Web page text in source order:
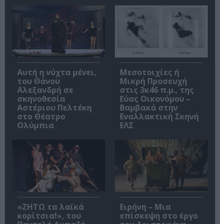
Αυτή η νύχτα μένει,
του Θάνου
Αλεξανδρή σε
σκηνοθεσία
Αστέριου Πελτέκη
στο Θέατρο
Ολύμπια
Μεσοτοιχίες ή
Μικρή Προσευχή
στις 3κ46 π.μ., της
Εύας Οικονόμου –
Βαμβακά στην
Εναλλακτική Σκηνή
ΕΛΣ
«ΖΗΤΩ τα λαϊκά
κορίτσια!», του
Ειρήνη – Μια
επίσκεψη στο έργο